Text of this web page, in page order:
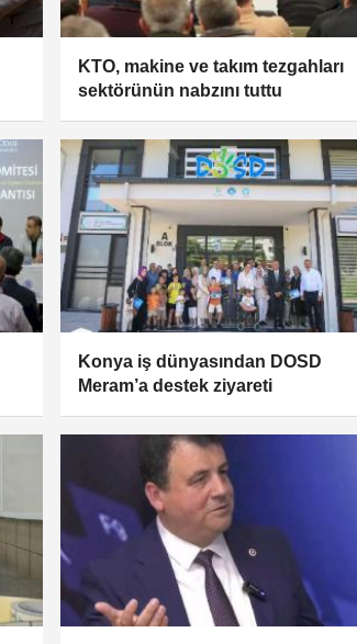
KTO, makine ve takım tezgahları
sektörünün nabzını tuttu
Konya iş dünyasından DOSD
Meram’a destek ziyareti